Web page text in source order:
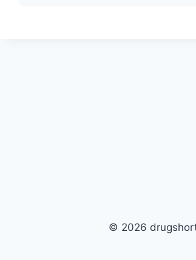
© 2026